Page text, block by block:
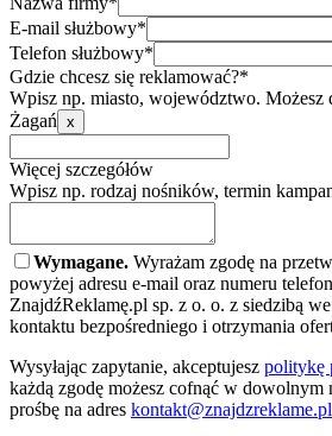
E-mail służbowy*
Telefon służbowy*
Gdzie chcesz się reklamować?*
Wpisz np. miasto, województwo. Możesz
Żagań x
Więcej szczegółów
Wpisz np. rodzaj nośników, termin
Wymagane. Wyrażam zgodę na
powyżej adresu e-mail oraz numeru
ZnajdźReklamę.pl sp. z o. o. z siedzibą
kontaktu bezpośredniego i otrzymania
Wysyłając zapytanie, akceptujesz politykę
każdą zgodę możesz cofnąć w dowolnym
prośbę na adres kontakt@znajdzreklame.pl